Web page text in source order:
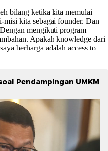
bilang ketika kita memulai
misi kita sebagai founder. Dan
mengikuti program
Apakah knowledge dari
berharga adalah access to
Pendampingan UMKM